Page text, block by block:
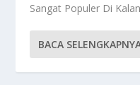
Sangat Populer Di
BACA